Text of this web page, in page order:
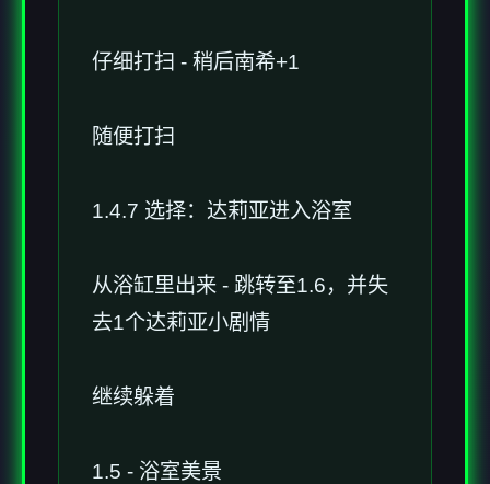
仔细打扫 - 稍后南希+1
随便打扫
1.4.7 选择：达莉亚进入浴室
从浴缸里出来 - 跳转至1.6，并失
去1个达莉亚小剧情
继续躲着
1.5 - 浴室美景